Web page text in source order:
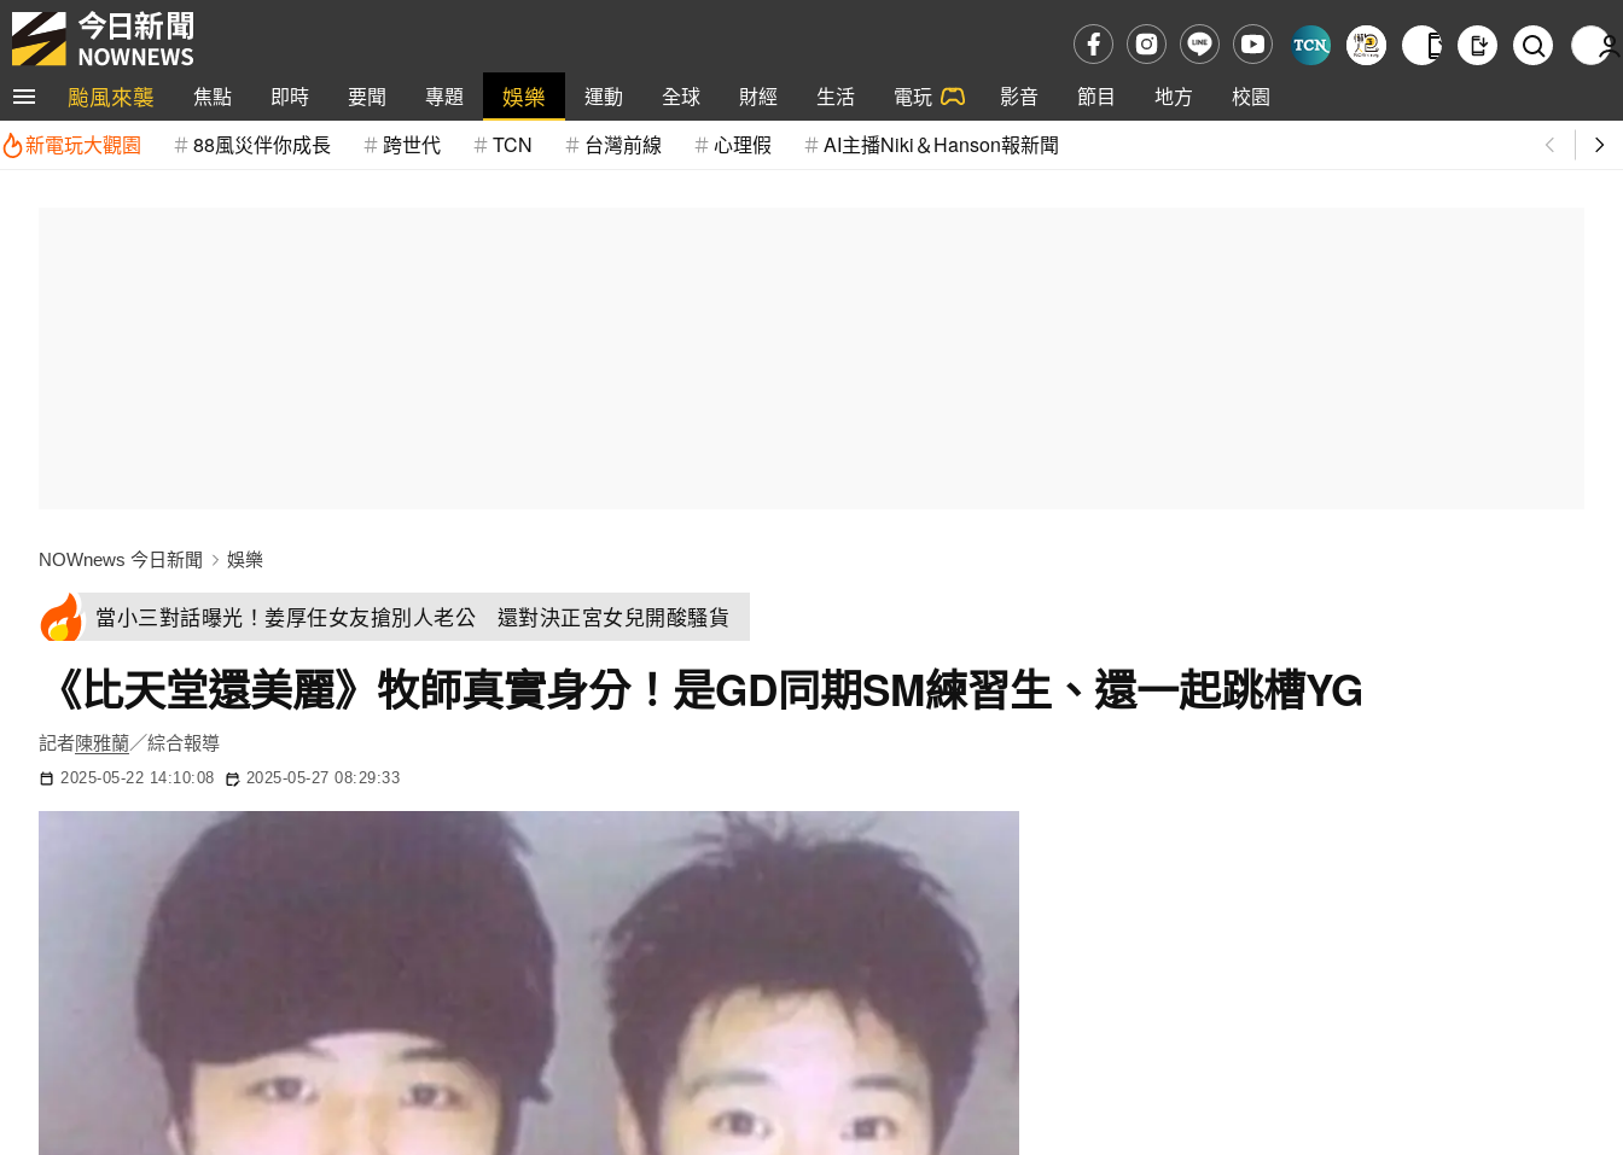
颱風來襲 焦點 即時 要聞 專題 娛樂 運動 全球 財經 生活 電玩 影音 節目 地方
校園
新電玩大觀園
88風災伴你成長 跨世代 TCN 台灣前線 心理假 AI主播Niki＆Hanson報新聞
NOWnews 今日新聞 娛樂
當小三對話曝光！姜厚任女友搶別人老公 還對決正宮女兒開酸騷貨
《比天堂還美麗》牧師真實身分！是GD同期SM練習生、還一起跳槽YG
記者陳雅蘭／綜合報導
2025-05-22 14:10:08 2025-05-27 08:29:33